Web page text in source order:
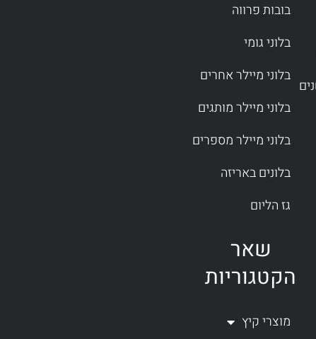
בובות פרווה
בלוני גומי
בלוני מיילר אחרים
בלוני מיילר מותגים
בלוני מיילר מספרים
בלונים באריזה
גז הליום
שאר
הקטגוריות
מוצרי קיץ